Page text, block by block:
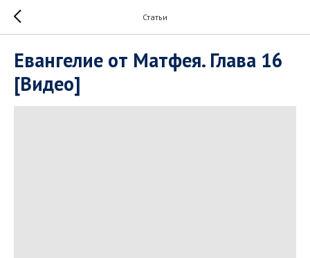
Статьи
Евангелие от Матфея. Глава 16
[Видео]